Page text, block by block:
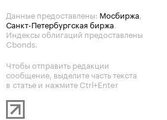
Данные предоставлены: Мосбиржа,
Санкт-Петербургская биржа.
Индексы облигаций предоставлены
Cbonds.
Чтобы отправить редакции
сообщение, выделите часть текста
в статье и нажмите Ctrl+Enter